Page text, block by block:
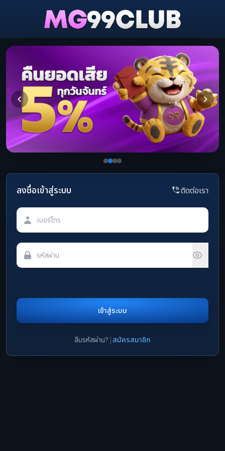
ลงชื่อเข้าสู่ระบบ ติดต่อเรา
เข้าสู่ระบบ
ลืมรหัสผ่าน? |สมัครสมาชิก